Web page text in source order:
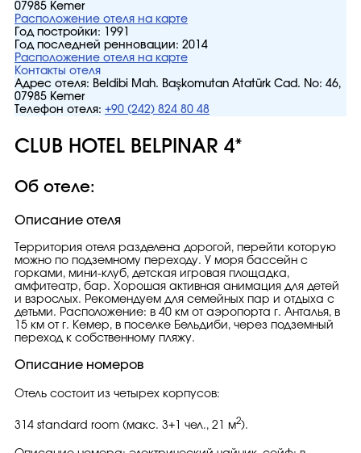
07985 Kemer
Расположение отеля на карте
Год постройки:
1991
Год последней ренновации: 2014
Расположение отеля на карте
Контакты отеля
Адрес отеля: Beldibi Mah. Başkomutan Atatürk Cad. No: 46,
07985 Kemer
Телефон отеля: +90 (242) 824 80 48
CLUB HOTEL BELPINAR 4*
Об отеле:
Описание отеля
Территория отеля разделена дорогой, перейти которую
можно по подземному переходу. У моря бассейн с
горками, мини-клуб, детская игровая площадка,
амфитеатр, бар. Хорошая активная анимация для детей
и взрослых. Рекомендуем для семейных пар и отдыха с
детьми. Расположение: в 40 км от аэропорта г. Анталья, в
15 км от г. Кемер, в поселке Бельдиби, через подземный
переход к собственному пляжу.
Описание номеров
Отель состоит из четырех корпусов:
314 standard room (макс. 3+1 чел., 21 м2).